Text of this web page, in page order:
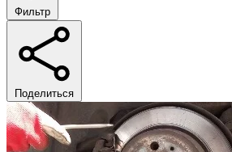
Фильтр
Поделиться